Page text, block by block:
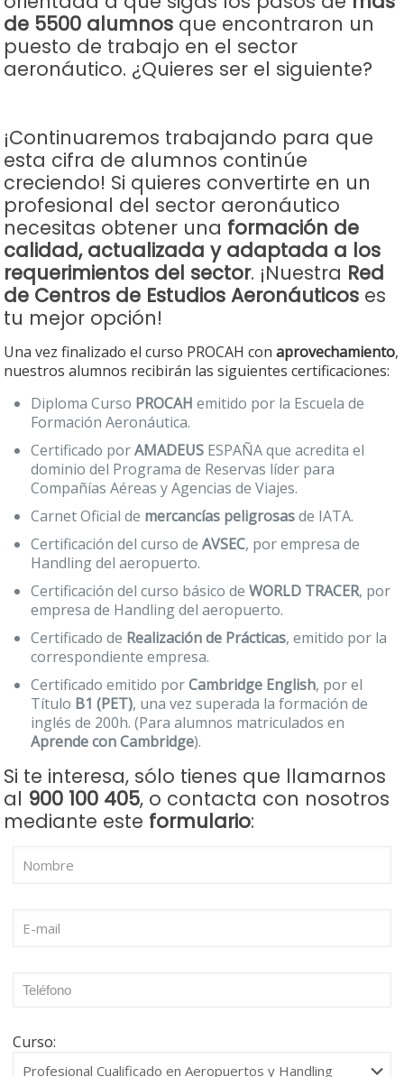
de 5500 alumnos que encontraron un
puesto de trabajo en el sector
aeronáutico. ¿Quieres ser el siguiente?
¡Continuaremos trabajando para que
esta cifra de alumnos continúe
creciendo! Si quieres convertirte en un
profesional del sector aeronáutico
necesitas obtener una formación de
calidad, actualizada y adaptada a los
requerimientos del sector. ¡Nuestra Red
de Centros de Estudios Aeronáuticos es
tu mejor opción!
Una vez finalizado el curso PROCAH conaprovechamiento,
nuestros alumnos recibirán las siguientes certificaciones:
Diploma Curso PROCAH emitido por la Escuela de
Formación Aeronáutica.
Certificado porAMADEUS ESPAÑA que acredita el
dominio del Programa de Reservas líder para
Compañías Aéreas y Agencias de Viajes.
Carnet Oficial de mercancías peligrosasde IATA.
Certificación del curso deAVSEC, por empresa de
Handling del aeropuerto.
Certificación del curso básico deWORLD TRACER, por
empresa de Handling del aeropuerto.
Certificado de Realización de Prácticas, emitido por la
correspondiente empresa.
Certificado emitido porCambridge English, por el
Título B1 (PET), una vez superada la formación de
inglés de 200h. (Para alumnos matriculados en
Aprende con Cambridge).
Si te interesa, sólo tienes que llamarnos
al 900 100 405, o contacta con nosotros
mediante este formulario:
Curso: